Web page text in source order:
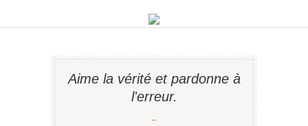
Aime la vérité et pardonne à
l'erreur.
−